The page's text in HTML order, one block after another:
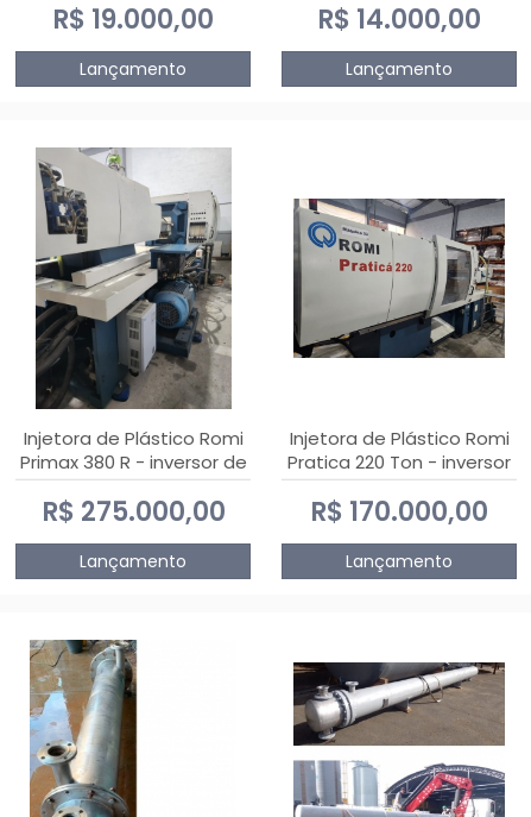
R$ 19.000,00
Lançamento
R$ 14.000,00
Lançamento
Injetora de Plástico Romi
Primax 380 R - inversor de
frequência NR 12
R$ 275.000,00
Lançamento
Injetora de Plástico Romi
Pratica 220 Ton - inversor
de frequência NR 12
R$ 170.000,00
Lançamento